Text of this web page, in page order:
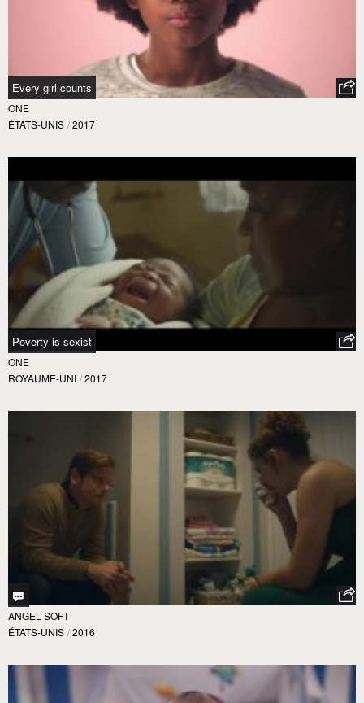
Every girl counts
ONE
ÉTATS-UNIS / 2017
Poverty is sexist
ONE
ROYAUME-UNI / 2017
ANGEL SOFT
ÉTATS-UNIS / 2016